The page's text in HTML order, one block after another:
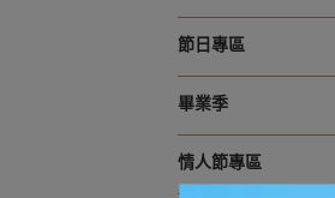
節日專區
畢業季
情人節專區